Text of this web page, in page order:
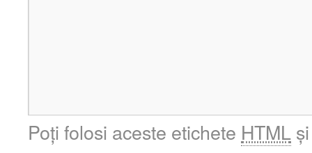
Poți folosi aceste etichete HTML